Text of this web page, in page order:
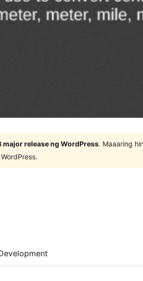
release ng WordPress. Maaaring